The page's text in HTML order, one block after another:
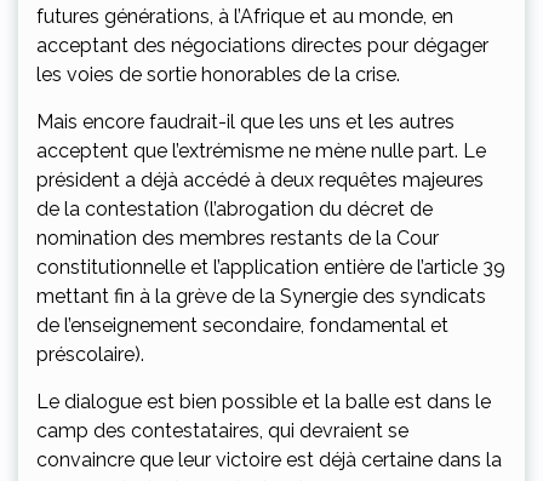
futures générations, à l’Afrique et au monde, en
acceptant des négociations directes pour dégager
les voies de sortie honorables de la crise.
Mais encore faudrait-il que les uns et les autres
acceptent que l’extrémisme ne mène nulle part. Le
président a déjà accédé à deux requêtes majeures
de la contestation (l’abrogation du décret de
nomination des membres restants de la Cour
constitutionnelle et l’application entière de l’article 39
mettant fin à la grève de la Synergie des syndicats
de l’enseignement secondaire, fondamental et
préscolaire).
Le dialogue est bien possible et la balle est dans le
camp des contestataires, qui devraient se
convaincre que leur victoire est déjà certaine dans la